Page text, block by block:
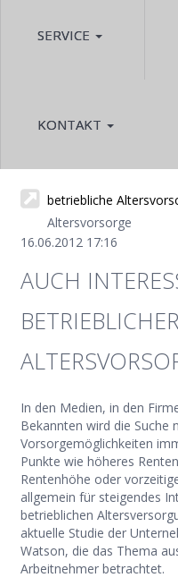
SERVICE
KONTAKT
betriebliche
Altersvorsorge
16.06.2012 17:16
AUCH
BETRIEBLICHER
In den Medien, in den
Bekannten wird die Suche
Vorsorgemöglichkeiten
Punkte wie höheres
Rentenhöhe oder
allgemein für steigendes
betrieblichen
aktuelle Studie der
Watson, die das Thema
Arbeitnehmer betrachtet.